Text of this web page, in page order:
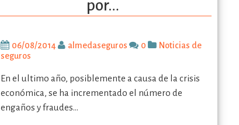
por…
06/08/2014 almedaseguros 0
Noticias de
seguros
En el ultimo año, posiblemente a causa de la crisis
económica, se ha incrementado el número de
engaños y fraudes…